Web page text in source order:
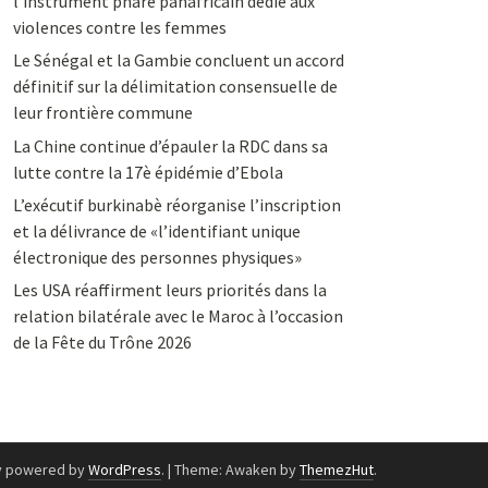
violences contre les femmes
Le Sénégal et la Gambie concluent un accord
définitif sur la délimitation consensuelle de
leur frontière commune
La Chine continue d’épauler la RDC dans sa
lutte contre la 17è épidémie d’Ebola
L’exécutif burkinabè réorganise l’inscription
et la délivrance de «l’identifiant unique
électronique des personnes physiques»
Les USA réaffirment leurs priorités dans la
relation bilatérale avec le Maroc à l’occasion
de la Fête du Trône 2026
powered byWordPress. | Theme: Awaken byThemezHut.